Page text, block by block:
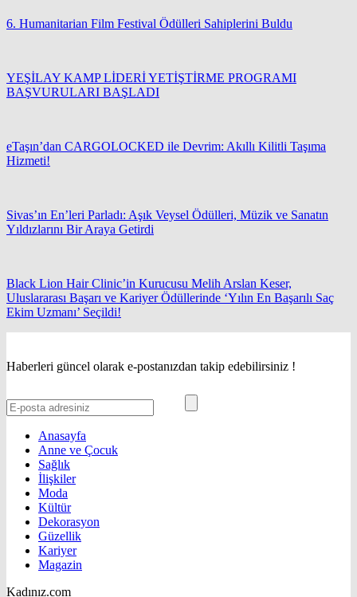
6. Humanitarian Film Festival Ödülleri Sahiplerini Buldu
YEŞİLAY KAMP LİDERİ YETİŞTİRME PROGRAMI
BAŞVURULARI BAŞLADI
eTaşın’dan CARGOLOCKED ile Devrim: Akıllı Kilitli Taşıma
Hizmeti!
Sivas’ın En’leri Parladı: Aşık Veysel Ödülleri, Müzik ve Sanatın
Yıldızlarını Bir Araya Getirdi
Black Lion Hair Clinic’in Kurucusu Melih Arslan Keser,
Uluslararası Başarı ve Kariyer Ödüllerinde ‘Yılın En Başarılı Saç
Ekim Uzmanı’ Seçildi!
Haberleri güncel olarak e-postanızdan takip edebilirsiniz !
Anasayfa
Anne ve Çocuk
Sağlık
İlişkiler
Moda
Kültür
Dekorasyon
Güzellik
Kariyer
Magazin
Kadınız.com